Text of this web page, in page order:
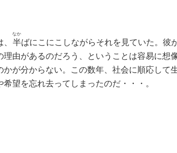
半
なか
ばにこにこしながらそれを見ていた。彼
由があるのだろう、ということは容易に想
が分からない。この数年、社会に順応して
望を忘れ去ってしまったのだ・・・。